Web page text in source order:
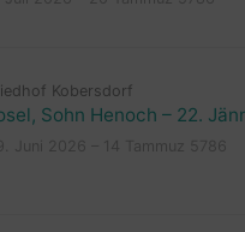
Kobersdorf
Sohn Henoch – 22.